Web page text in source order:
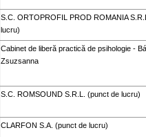
S.C. ORTOPROFIL PROD ROMANIA
lucru)
Cabinet de liberă practică de psihologie -
Zsuzsanna
S.C. ROMSOUND S.R.L. (punct de lucru)
CLARFON S.A. (punct de lucru)